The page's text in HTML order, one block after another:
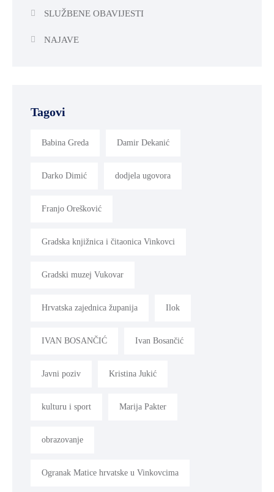
SLUŽBENE OBAVIJESTI
NAJAVE
Tagovi
Babina Greda Damir Dekanić
Darko Dimić dodjela ugovora
Franjo Orešković
Gradska knjižnica i čitaonica Vinkovci
Gradski muzej Vukovar
Hrvatska zajednica županija Ilok
IVAN BOSANČIĆ Ivan Bosančić
Javni poziv Kristina Jukić
kulturu i sport Marija Pakter
obrazovanje
Ogranak Matice hrvatske u Vinkovcima